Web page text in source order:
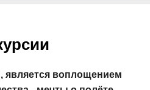
является воплощением